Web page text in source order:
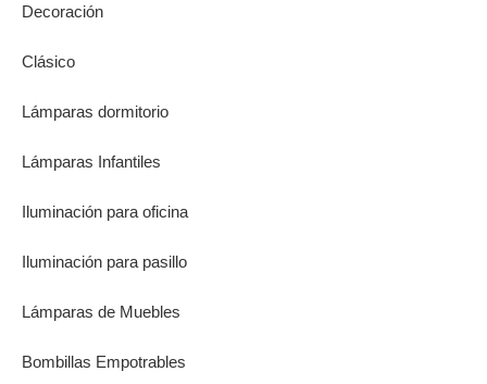
Decoración
Clásico
Lámparas dormitorio
Lámparas Infantiles
Iluminación para oficina
Iluminación para pasillo
Lámparas de Muebles
Bombillas Empotrables